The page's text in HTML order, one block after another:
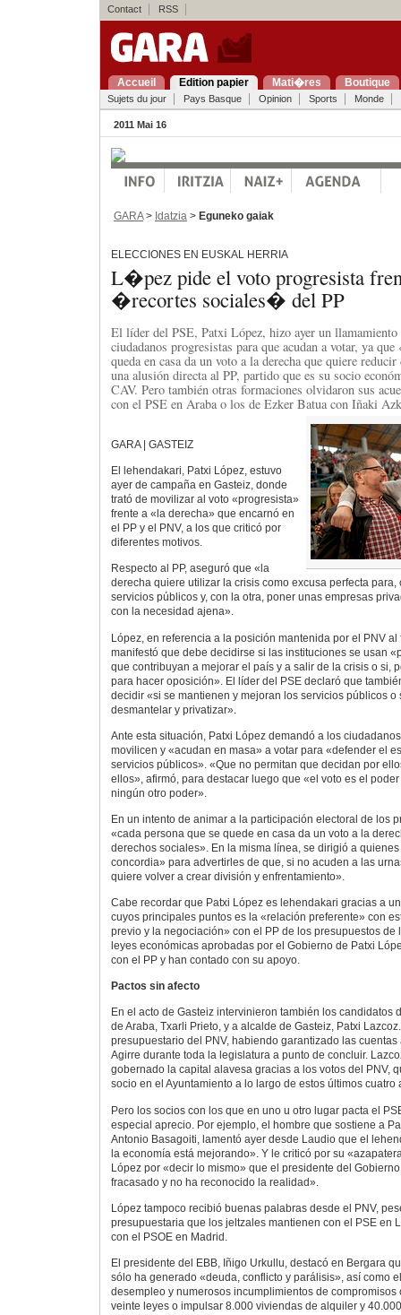
Contact RSS
Accueil Edition papier Mati�res Boutique
Sujets du jour Pays Basque Opinion Sports Monde
2011 Mai 16
GARA> Idatzia > Eguneko gaiak
ELECCIONES EN EUSKAL HERRIA
L�pez pide el voto progresista
�recortes sociales� del PP
El líder del PSE, Patxi López, hizo ayer un
ciudadanos progresistas para que acudan a votar, ya que
queda en casa da un voto a la derecha que quiere
una alusión directa al PP, partido que es su socio
CAV. Pero también otras formaciones olvidaron sus
con el PSE en Araba o los de Ezker Batua con Iñaki
GARA | GASTEIZ
El lehendakari, Patxi López, estuvo
ayer de campaña en Gasteiz, donde
trató de movilizar al voto «progresista»
frente a «la derecha» que encarnó en
el PP y el PNV, a los que criticó por
diferentes motivos.
Respecto al PP, aseguró que «la
derecha quiere utilizar la crisis como excusa perfecta para,
servicios públicos y, con la otra, poner unas empresas
con la necesidad ajena».
López, en referencia a la posición mantenida por el PNV
manifestó que debe decidirse si las instituciones se usan
que contribuyan a mejorar el país y a salir de la crisis o si,
para hacer oposición». El líder del PSE declaró que
decidir «si se mantienen y mejoran los servicios públicos o
desmantelar y privatizar».
Ante esta situación, Patxi López demandó a los
movilicen y «acudan en masa» a votar para «defender el
servicios públicos». «Que no permitan que decidan por
ellos», afirmó, para destacar luego que «el voto es el
ningún otro poder».
En un intento de animar a la participación electoral de los
«cada persona que se quede en casa da un voto a la
derechos sociales». En la misma línea, se dirigió a
concordia» para advertirles de que, si no acuden a las
quiere volver a crear división y enfrentamiento».
Cabe recordar que Patxi López es lehendakari gracias a
cuyos principales puntos es la «relación preferente» con
previo y la negociación» con el PP de los presupuestos de
leyes económicas aprobadas por el Gobierno de Patxi
con el PP y han contado con su apoyo.
Pactos sin afecto
En el acto de Gasteiz intervinieron también los candidatos
de Araba, Txarli Prieto, y a alcalde de Gasteiz, Patxi
presupuestario del PNV, habiendo garantizado las
Agirre durante toda la legislatura a punto de concluir.
gobernado la capital alavesa gracias a los votos del PNV,
socio en el Ayuntamiento a lo largo de estos últimos cuatro
Pero los socios con los que en uno u otro lugar pacta el
especial aprecio. Por ejemplo, el hombre que sostiene a
Antonio Basagoiti, lamentó ayer desde Laudio que el
la economía está mejorando». Y le criticó por su
López por «decir lo mismo» que el presidente del
fracasado y no ha reconocido la realidad».
López tampoco recibió buenas palabras desde el PNV,
presupuestaria que los jeltzales mantienen con el PSE en
con el PSOE en Madrid.
El presidente del EBB, Iñigo Urkullu, destacó en Bergara
sólo ha generado «deuda, conflicto y parálisis», así como
desempleo y numerosos incumplimientos de compromisos
veinte leyes o impulsar 8.000 viviendas de alquiler y